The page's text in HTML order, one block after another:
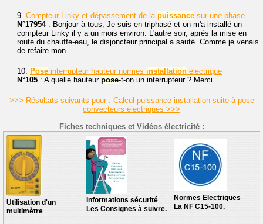
9. Compteur Linky et dépassement de la puissance sur une phase
N°17954: Bonjour à tous, Je suis en triphasé et on m'a installé un
compteur Linky il y a un mois environ. L'autre soir, après la mise en
route du chauffe-eau, le disjoncteur principal a sauté. Comme je venais
de refaire mon...
10. Pose interrupteur hauteur normes installation électrique
N°105 : A quelle hauteur pose-t-on un interrupteur ? Merci.
>>> Résultats suivants pour : Calcul puissance installation suite à pose
convecteurs électriques >>>
Fiches techniques et Vidéos électricité :
Utilisation d'un
multimètre
Informations sécurité
Les Consignes à suivre.
Normes Electriques
La NF C15-100.